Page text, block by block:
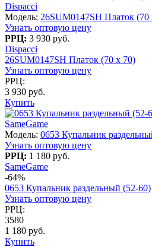
Dispacci
Модель: 26SUM0147SH Платок (70
Узнать оптовую цену
РРЦ: 3 930 руб.
Dispacci
26SUM0147SH Платок (70 x 70)
Узнать оптовую цену
РРЦ:
3 930 руб.
Купить
SameGame
Модель: 0653 Купальник
Узнать оптовую цену
РРЦ: 1 180 руб.
SameGame
-64%
0653 Купальник раздельный (52-60)
Узнать оптовую цену
РРЦ:
3580
1 180 руб.
Купить